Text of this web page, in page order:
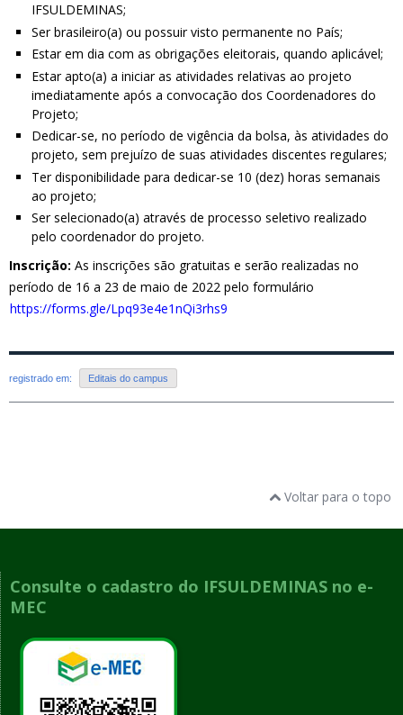
IFSULDEMINAS;
Ser brasileiro(a) ou possuir visto permanente no País;
Estar em dia com as obrigações eleitorais, quando aplicável;
Estar apto(a) a iniciar as atividades relativas ao projeto
imediatamente após a convocação dos Coordenadores do
Projeto;
Dedicar-se, no período de vigência da bolsa, às atividades do
projeto, sem prejuízo de suas atividades discentes regulares;
Ter disponibilidade para dedicar-se 10 (dez) horas semanais
ao projeto;
Ser selecionado(a) através de processo seletivo realizado
pelo coordenador do projeto.
Inscrição: As inscrições são gratuitas e serão realizadas no
período de 16 a 23 de maio de 2022 pelo formulário
https://forms.gle/Lpq93e4e1nQi3rhs9
registrado em: Editais do campus
Voltar para o topo
Consulte o cadastro do IFSULDEMINAS no e-
MEC